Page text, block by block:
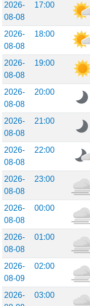
2026-
08-08
17:00
2026-
08-08
18:00
2026-
08-08
19:00
2026-
08-08
20:00
2026-
08-08
21:00
2026-
08-08
22:00
2026-
08-08
23:00
2026-
08-08
00:00
2026-
08-08
01:00
2026-
08-09
02:00
2026-
03:00